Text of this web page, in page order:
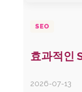
SEO
효과적인
2026-07-13